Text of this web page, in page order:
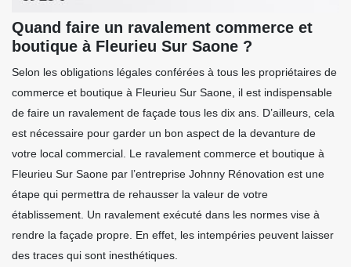
Quand faire un ravalement commerce et
boutique à Fleurieu Sur Saone ?
Selon les obligations légales conférées à tous les propriétaires de
commerce et boutique à Fleurieu Sur Saone, il est indispensable
de faire un ravalement de façade tous les dix ans. D’ailleurs, cela
est nécessaire pour garder un bon aspect de la devanture de
votre local commercial. Le ravalement commerce et boutique à
Fleurieu Sur Saone par l’entreprise Johnny Rénovation est une
étape qui permettra de rehausser la valeur de votre
établissement. Un ravalement exécuté dans les normes vise à
rendre la façade propre. En effet, les intempéries peuvent laisser
des traces qui sont inesthétiques.